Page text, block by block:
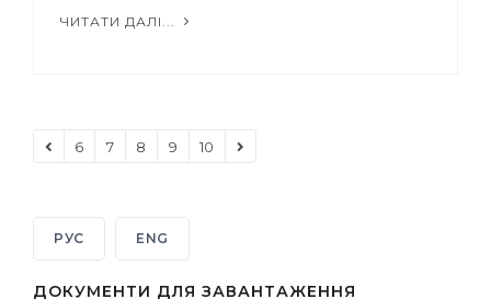
ЧИТАТИ ДАЛІ...
6 7 8 9 10
РУС ENG
ДОКУМЕНТИ ДЛЯ ЗАВАНТАЖЕННЯ